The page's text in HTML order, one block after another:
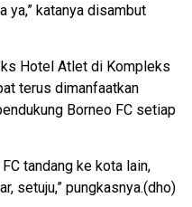
ya,” katanya disambut
Hotel Atlet di Kompleks
terus dimanfaatkan
Borneo FC setiap
tandang ke kota lain,
setuju,” pungkasnya.(dho)